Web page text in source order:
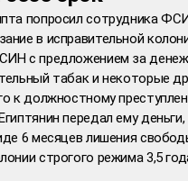
попросил сотрудника
в исправительной
с предложением за
табак и некоторые
к должностному
передал ему
6 месяцев лишения
строгого режима 3,5